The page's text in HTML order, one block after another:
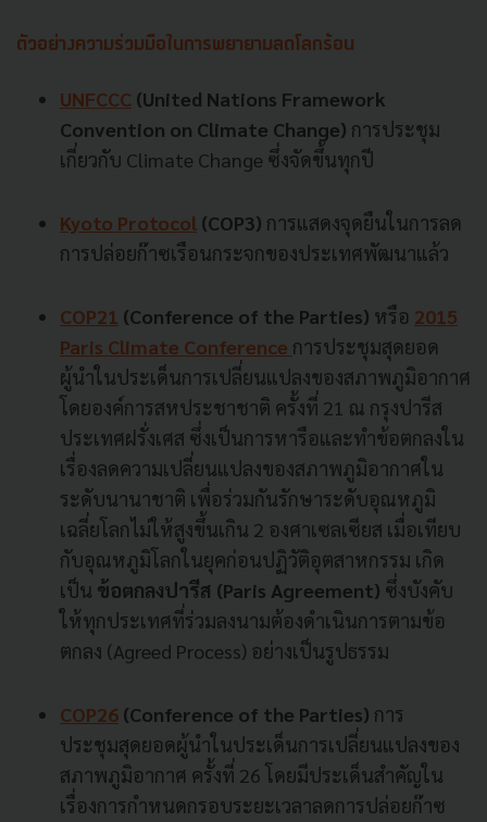
ตัวอย่างความร่วมมือในการพยายามลดโลกร้อน
UNFCCC (United Nations Framework
Convention on Climate Change) การประชุม
เกี่ยวกับ Climate Change ซึ่งจัดขึ้นทุกปี
Kyoto Protocol (COP3) การแสดงจุดยืนในการลด
การปล่อยก๊าซเรือนกระจกของประเทศพัฒนาแล้ว
COP21 (Conference of the Parties) หรือ 2015
Paris Climate Conference การประชุมสุดยอด
ผู้นำในประเด็นการเปลี่ยนแปลงของสภาพภูมิอากาศ
โดยองค์การสหประชาชาติ ครั้งที่ 21 ณ กรุงปารีส
ประเทศฝรั่งเศส ซึ่งเป็นการหารือและทำข้อตกลงใน
เรื่องลดความเปลี่ยนแปลงของสภาพภูมิอากาศใน
ระดับนานาชาติ เพื่อร่วมกันรักษาระดับอุณหภูมิ
เฉลี่ยโลกไม่ให้สูงขึ้นเกิน 2 องศาเซลเซียส เมื่อเทียบ
กับอุณหภูมิโลกในยุคก่อนปฏิวัติอุตสาหกรรม เกิด
เป็น ข้อตกลงปารีส (Paris Agreement) ซึ่งบังคับ
ให้ทุกประเทศที่ร่วมลงนามต้องดำเนินการตามข้อ
ตกลง (Agreed Process) อย่างเป็นรูปธรรม
COP26 (Conference of the Parties) การ
ประชุมสุดยอดผู้นำในประเด็นการเปลี่ยนแปลงของ
สภาพภูมิอากาศ ครั้งที่ 26 โดยมีประเด็นสำคัญใน
เรื่องการกำหนดกรอบระยะเวลาลดการปล่อยก๊าซ